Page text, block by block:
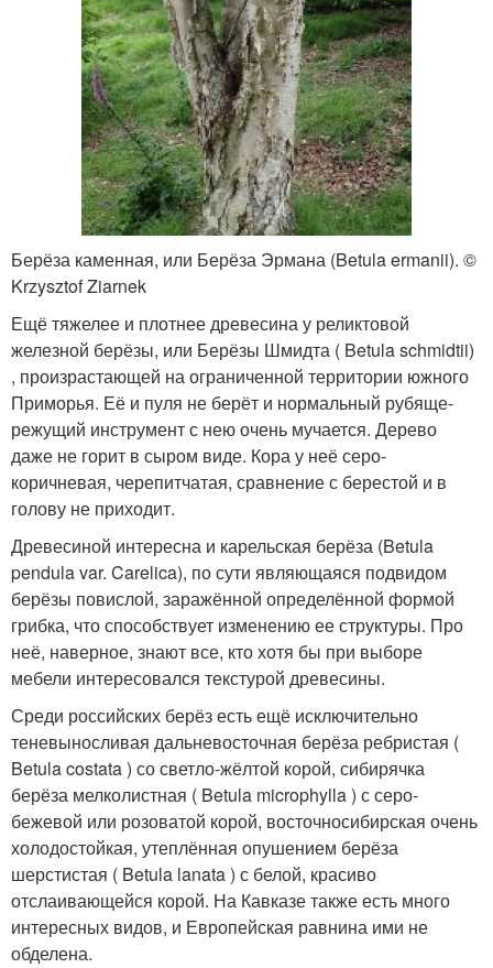
Берёза каменная, или Берёза Эрмана (Betula ermanii). ©
Krzysztof Ziarnek
Ещё тяжелее и плотнее древесина у реликтовой
железной берёзы, или Берёзы Шмидта ( Betula schmidtii)
, произрастающей на ограниченной территории южного
Приморья. Её и пуля не берёт и нормальный рубяще-
режущий инструмент с нею очень мучается. Дерево
даже не горит в сыром виде. Кора у неё серо-
коричневая, черепитчатая, сравнение с берестой и в
голову не приходит.
Древесиной интересна и карельская берёза (Betula
pendula var. Carelica), по сути являющаяся подвидом
берёзы повислой, заражённой определённой формой
грибка, что способствует изменению ее структуры. Про
неё, наверное, знают все, кто хотя бы при выборе
мебели интересовался текстурой древесины.
Среди российских берёз есть ещё исключительно
теневыносливая дальневосточная берёза ребристая (
Betula costata ) со светло-жёлтой корой, сибирячка
берёза мелколистная ( Betula microphylla ) с серо-
бежевой или розоватой корой, восточносибирская очень
холодостойкая, утеплённая опушением берёза
шерстистая ( Betula lanata ) с белой, красиво
отслаивающейся корой. На Кавказе также есть много
интересных видов, и Европейская равнина ими не
обделена.